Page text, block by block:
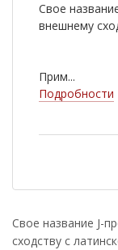
Свое
внешнему
Прим...
Подробности
Свое название J-
сходству с